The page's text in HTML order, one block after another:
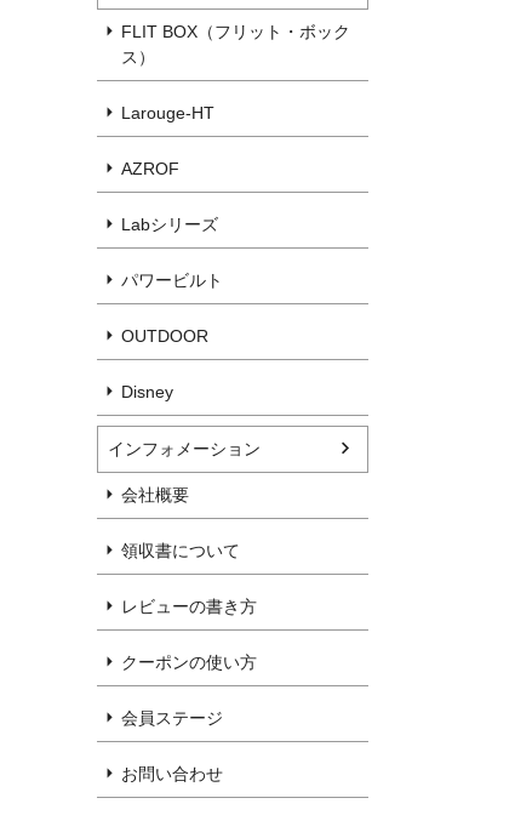
FLIT BOX（フリット・ボック
ス）
Larouge-HT
AZROF
Labシリーズ
パワービルト
OUTDOOR
Disney
インフォメーション
会社概要
領収書について
レビューの書き方
クーポンの使い方
会員ステージ
お問い合わせ